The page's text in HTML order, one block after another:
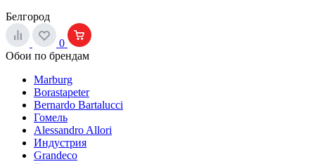
Белгород
0
Обои по брендам
Marburg
Borastapeter
Bernardo Bartalucci
Гомель
Alessandro Allori
Индустрия
Grandeco